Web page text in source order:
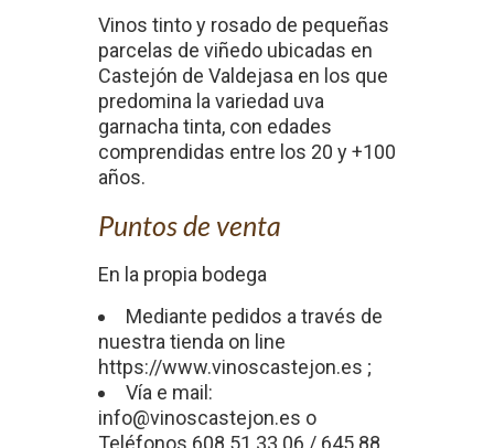
Vinos tinto y rosado de pequeñas
parcelas de viñedo ubicadas en
Castejón de Valdejasa en los que
predomina la variedad uva
garnacha tinta, con edades
comprendidas entre los 20 y +100
años.
Puntos de venta
En la propia bodega
Mediante pedidos a través de
nuestra tienda on line
https://www.vinoscastejon.es ;
Vía e mail:
info@vinoscastejon.es o
Teléfonos 608 51 33 06 / 645 88